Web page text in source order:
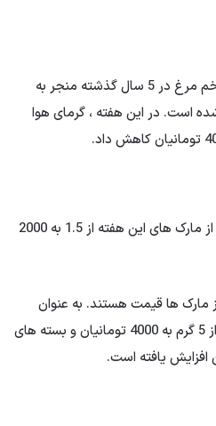
خودآگاهی این کشور در تولید تخم مرغ در 5 سال گذشته منجر به
است. در این هفته ، گرمای هوا
در بازار شیر شیر کم چربی ، یکی از مارک های این هفته از 1.5 به 2000
مارک ها قیمت هستند. به عنوان
مثال ، قیمت پنیر Tetra Pack از 5 گرم به 4000 تومانیان و بسته های